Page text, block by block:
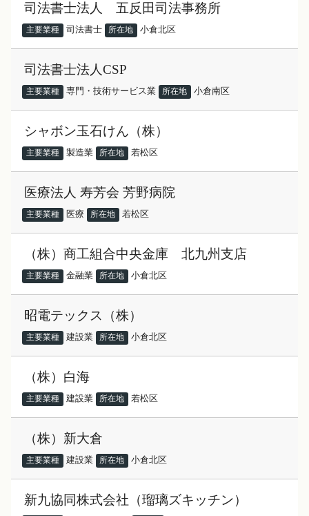
司法書士法人 五反田司法事務所
主要業種 司法書士 所在地 小倉北区
司法書士法人CSP
主要業種 専門・技術サービス業 所在地 小倉南区
シャボン玉石けん（株）
主要業種 製造業 所在地 若松区
医療法人 寿芳会 芳野病院
主要業種 医療 所在地 若松区
（株）商工組合中央金庫 北九州支店
主要業種 金融業 所在地 小倉北区
昭電テックス（株）
主要業種 建設業 所在地 小倉北区
（株）白海
主要業種 建設業 所在地 若松区
（株）新大倉
主要業種 建設業 所在地 小倉北区
新九協同株式会社（瑠璃ズキッチン）